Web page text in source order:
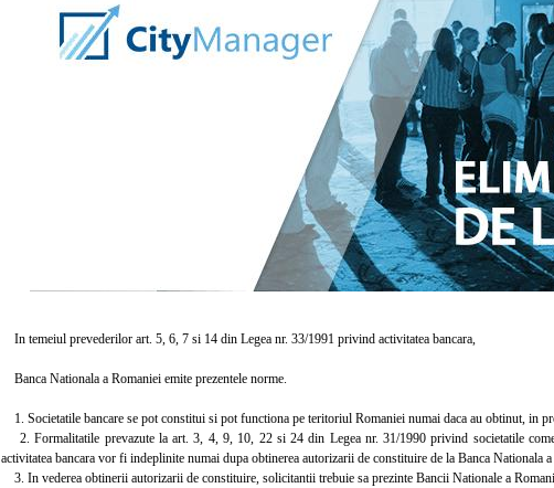
In temeiul prevederilor art. 5, 6, 7 si 14 din Legea nr. 33/1991 privind activitatea bancara,
Banca Nationala a Romaniei emite prezentele norme.
1. Societatile bancare se pot constitui si pot functiona pe teritoriul Romaniei numai daca au obtinut, in
2. Formalitatile prevazute la art. 3, 4, 9, 10, 22 si 24 din Legea nr. 31/1990 privind societatile
activitatea bancara vor fi indeplinite numai dupa obtinerea autorizarii de constituire de la Banca Nationala a
3. In vederea obtinerii autorizarii de constituire, solicitantii trebuie sa prezinte Bancii Nationale a